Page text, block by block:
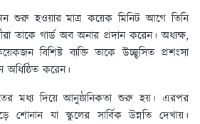
শুরু হওয়ার মাত্র কয়েক মিনিট আগে তিনি
তাকে গার্ড অব অনার প্রদান করেন। অধ্যক্ষ,
বিশিষ্ট ব্যক্তি তাকে উচ্ছ্বসিত প্রশংসা
করেন।
মধ্য দিয়ে আনুষ্ঠানিকতা শুরু হয়। এরপর
শোনান যা স্কুলের সার্বিক উন্নতি দেখায়।